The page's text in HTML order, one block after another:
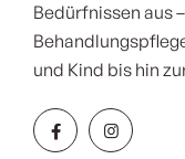
Bedürfnissen aus
und Kind bis hin